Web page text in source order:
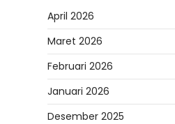
April 2026
Maret 2026
Februari 2026
Januari 2026
Desember 2025